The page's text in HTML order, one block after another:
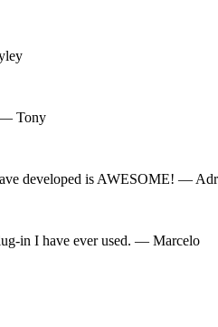
— Tony
developed is AWESOME! —
in I have ever used. — Marcelo